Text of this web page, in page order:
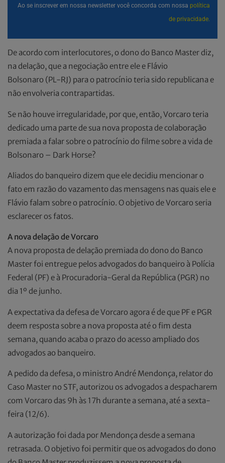
Ao se inscrever em nossa newsletter você concorda com nossa política
de privacidade.
De acordo com interlocutores, o dono do Banco Master diz,
na delação, que a negociação entre ele e Flávio
Bolsonaro (PL-RJ) para o patrocínio teria sido republicana e
não envolveria contrapartidas.
Se não houve irregularidade, por que, então, Vorcaro teria
dedicado uma parte de sua nova proposta de colaboração
premiada a falar sobre o patrocínio do filme sobre a vida de
Bolsonaro – Dark Horse?
Aliados do banqueiro dizem que ele decidiu mencionar o
fato em razão do vazamento das mensagens nas quais ele e
Flávio falam sobre o patrocínio. O objetivo de Vorcaro seria
esclarecer os fatos.
A nova delação de Vorcaro
A nova proposta de delação premiada do dono do Banco
Master foi entregue pelos advogados do banqueiro à Polícia
Federal (PF) e à Procuradoria-Geral da República (PGR) no
dia 1º de junho.
A expectativa da defesa de Vorcaro agora é de que PF e PGR
deem resposta sobre a nova proposta até o fim desta
semana, quando acaba o prazo do acesso ampliado dos
advogados ao banqueiro.
A pedido da defesa, o ministro André Mendonça, relator do
Caso Master no STF, autorizou os advogados a despacharem
com Vorcaro das 9h às 17h durante a semana, até a sexta-
feira (12/6).
A autorização foi dada por Mendonça desde a semana
retrasada. O objetivo foi permitir que os advogados do dono